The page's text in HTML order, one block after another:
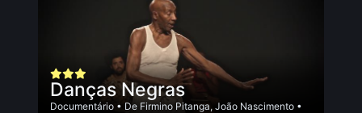
Danças Negras
Documentário • De Firmino Pitanga, João Nascimento •